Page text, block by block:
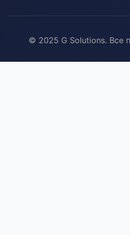
© 2025 G Solutions. Все